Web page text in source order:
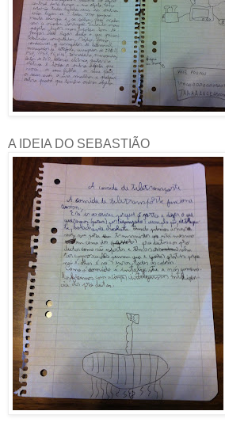
A IDEIA DO SEBASTIÃO